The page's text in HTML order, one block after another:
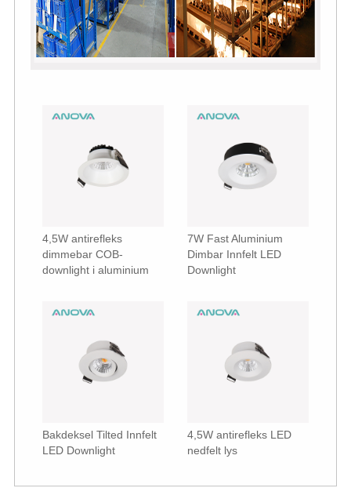
4,5W antirefleks
dimmebar COB-
downlight i aluminium
7W Fast Aluminium
Dimbar Innfelt LED
Downlight
Bakdeksel Tilted Innfelt
LED Downlight
4,5W antirefleks LED
nedfelt lys